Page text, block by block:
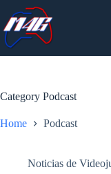
content
Category Podcast
Home Podcast
Noticias de